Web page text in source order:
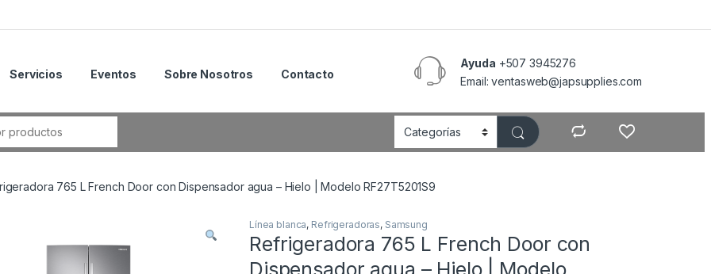
Servicios Eventos Sobre Nosotros Contacto
Ayuda +507 3945276
Email: ventasweb@japsupplies.com
765 L French Door con Dispensador agua – Hielo | Modelo RF27T5201S9
Línea blanca, Refrigeradoras, Samsung
Refrigeradora 765 L French Door con